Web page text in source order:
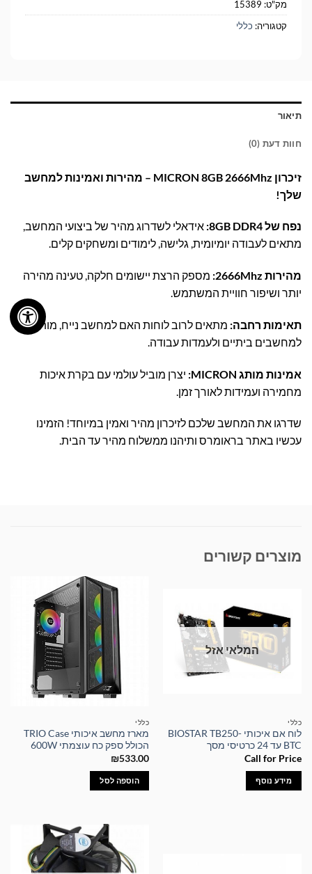
מק"ט: 15389
קטגוריה: כללי
תיאור
חוות דעת (0)
זיכרון MICRON 8GB 2666Mhz – מהירות ואמינות למחשב
שלך!
נפח של 8GB DDR4:
אידאלי לשדרוג מהיר של ביצועי המחשב,
מתאים לעבודה יומיומית, גלישה, לימודים ומשחקים קלים.
מהירות 2666Mhz:
מספק הרצת יישומים חלקה, טעינה מהירה
יותר ושיפור חוויית המשתמש.
תאימות רחבה: מתאים לרוב לוחות האם למחשב נייח, מותאם
למחשבים ביתיים ולעמדות עבודה.
אמינות מותג MICRON:
יצרן מוביל עולמי עם בקרת איכות
מחמירה ועמידות לאורך זמן.
שדרגו את המחשב שלכם לזיכרון מהיר ואמין במיוחד! הזמינו
עכשיו באתר בראומרס ותיהנו ממשלוח מהיר עד הבית.
מוצרים קשורים
המלאי אזל
כללי
לוח אם איכותי BIOSTAR TB250-
BTC עד 24 כרטיסי מסך
Call for Price
מידע נוסף
כללי
מארז מחשב איכותי TRIO Case
הכולל ספק כח עוצמתי 600W
₪533.00
הוספה לסל